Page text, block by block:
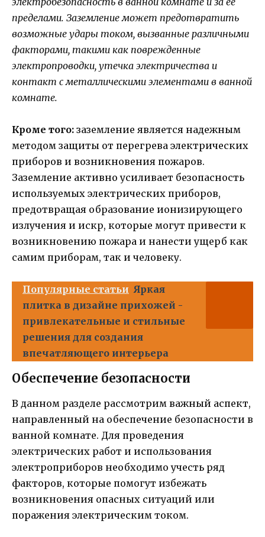
пределами. Заземление может предотвратить
возможные удары током, вызванные различными
факторами, такими как поврежденные
электропроводки, утечка электричества и
контакт с металлическими элементами в ванной
комнате.
Кроме того: заземление является надежным
методом защиты от перегрева электрических
приборов и возникновения пожаров.
Заземление активно усиливает безопасность
используемых электрических приборов,
предотвращая образование ионизирующего
излучения и искр, которые могут привести к
возникновению пожара и нанести ущерб как
самим приборам, так и человеку.
Популярные статьи Яркая
плитка в дизайне прихожей -
привлекательные и стильные
решения для создания
впечатляющего интерьера
Обеспечение безопасности
В данном разделе рассмотрим важный аспект,
направленный на обеспечение безопасности в
ванной комнате. Для проведения
электрических работ и использования
электроприборов необходимо учесть ряд
факторов, которые помогут избежать
возникновения опасных ситуаций или
поражения электрическим током.